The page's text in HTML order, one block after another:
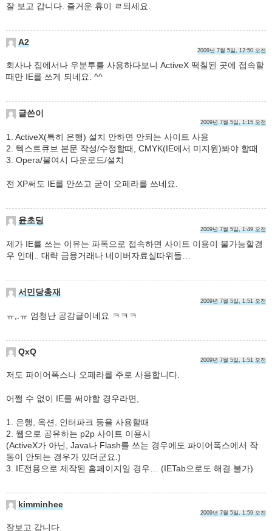
잘 보고 갑니다. 즐거운 휴이 ㄹ되세요.
A2
2009년 7월 5일, 12:50 오전
회사나 집에서나 우분투를 사용하다보니 ActiveX 떡칠된 곳에 접속할
때만 IE를 쓰게 되네요. ^^
글쓴이
2009년 7월 5일, 1:15 오전
1. ActiveX(특히 은행) 설치 안하면 안되는 사이트 사용
2. 텍스트큐브 본문 작성/수정할때, CMYK(IE에서 미지원)봐야 할때
3. Opera/불여시 다운로드/설치
전 XP써도 IE를 안쓰고 굳이 오페라를 쓰네요.
윤초딩
2009년 7월 5일, 1:49 오전
제가 IE를 쓰는 이유는 파폭으로 접속하면 사이트 이용이 불가능할경
우 인데.. 대략 금융거래나 네이버자료실따위들…
서민당총재
2009년 7월 5일, 1:51 오전
ㅠ,.ㅠ 엄청난 공감글이네요 ㅋㅋㅋ
QxQ
2009년 7월 5일, 1:51 오전
저도 파이어폭스나 오페라를 주로 사용합니다.
어쩔 수 없이 IE를 써야할 경우라면,
1. 은행, 옥션, 인터파크 등을 사용할때
2. 웹으로 공유하는 p2p 사이트 이용시
(ActiveX가 아닌, Java나 Flash를 쓰는 경우에도 파이어폭스에서 작
동이 안되는 경우가 있더군요.)
3. IE전용으로 제작된 홈페이지일 경우… (IETab으로도 해결 불가)
kimminhee
2009년 7월 5일, 1:59 오전
잘보고 갑니다.